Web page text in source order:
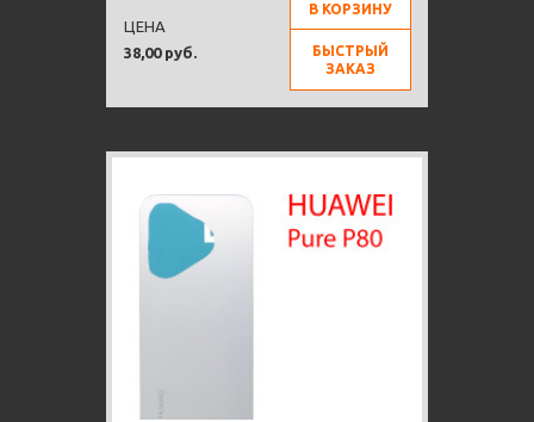
38,00 руб.
ЦЕНА
В КОРЗИНУ
БЫСТРЫЙ
ЗАКАЗ